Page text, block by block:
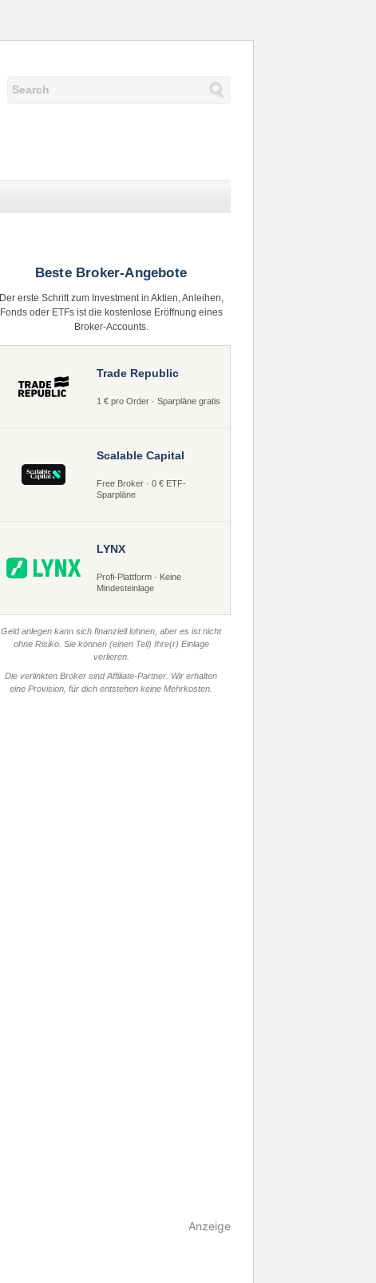
Beste Broker-Angebote
Der erste Schritt zum Investment in Aktien, Anleihen,
Fonds oder ETFs ist die kostenlose Eröffnung eines
Broker-Accounts.
Trade Republic
1 € pro Order · Sparpläne gratis
Scalable Capital
Free Broker · 0 € ETF-
Sparpläne
LYNX
Profi-Plattform · Keine
Mindesteinlage
Geld anlegen kann sich finanziell lohnen, aber es ist nicht
ohne Risiko. Sie können (einen Teil) Ihre(r) Einlage
verlieren.
Die verlinkten Broker sind Affiliate-Partner. Wir erhalten
eine Provision, für dich entstehen keine Mehrkosten.
Anzeige